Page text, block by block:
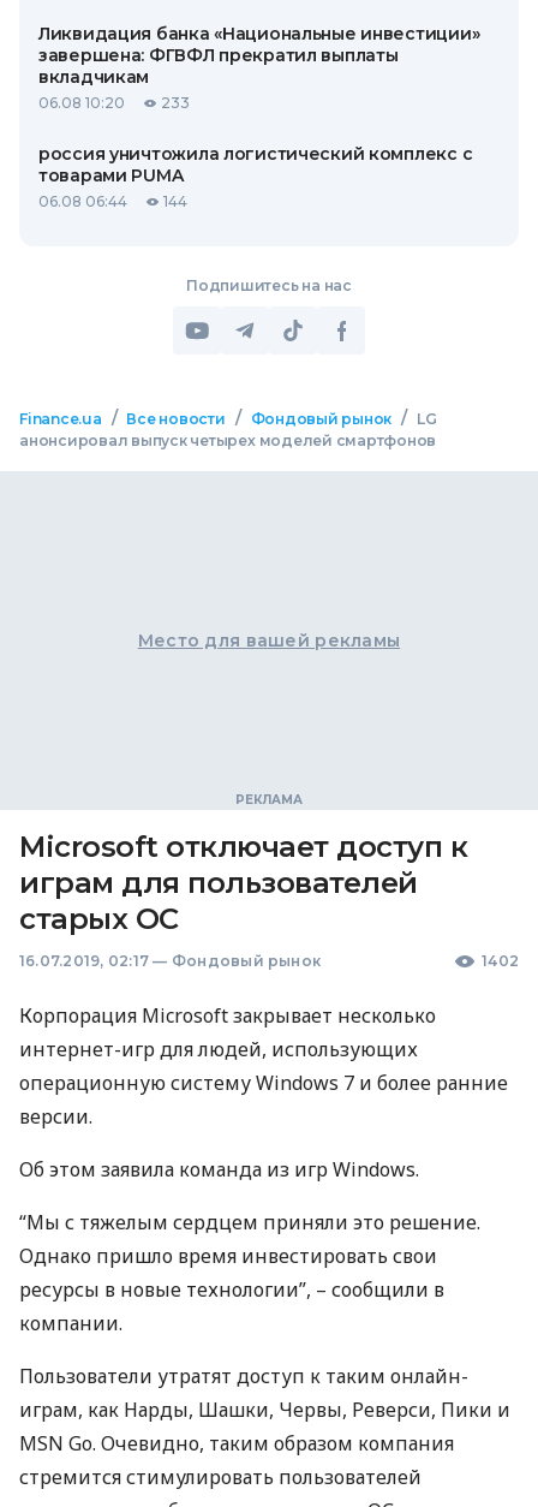
Ликвидация банка «Национальные инвестиции»
завершена: ФГВФЛ прекратил выплаты
вкладчикам
06.08 10:20 233
россия уничтожила логистический комплекс с
товарами PUMA
06.08 06:44 144
Подпишитесь на нас
Finance.ua / Все новости / Фондовый рынок /
LG
анонсировал выпуск четырех моделей смартфонов
Место для вашей рекламы
Microsoft отключает доступ к
играм для пользователей
старых ОС
16.07.2019, 02:17 — Фондовый рынок 1402
Корпорация Microsoft закрывает несколько
интернет-игр для людей, использующих
операционную систему Windows 7 и более ранние
версии.
Об этом заявила команда из игр Windows.
“Мы с тяжелым сердцем приняли это решение.
Однако пришло время инвестировать свои
ресурсы в новые технологии”, – сообщили в
компании.
Пользователи утратят доступ к таким онлайн-
играм, как Нарды, Шашки, Червы, Реверси, Пики и
MSN Go. Очевидно, таким образом компания
стремится стимулировать пользователей